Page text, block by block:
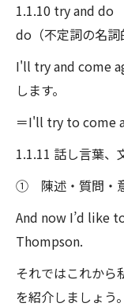
1.1.10 try and do
do（不定詞の名
I'll try and come
します。
＝I'll try to come
1.1.11 話し言葉、
① 陳述・質問・
And now I’d like
Thompson.
それではこれから
を紹介しましょう。